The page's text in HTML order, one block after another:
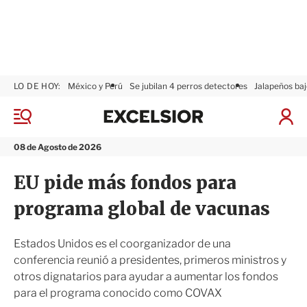
M
n
08 de Agosto de 2026
LO DE HOY: México y Perú Se jubilan 4 perros detectores Jalapeños
I
ó
x
i
r
EU pide más fondos para
programa global de vacunas
Estados Unidos es el coorganizador de una
conferencia reunió a presidentes, primeros ministros y
otros dignatarios para ayudar a aumentar los fondos
para el programa conocido como COVAX